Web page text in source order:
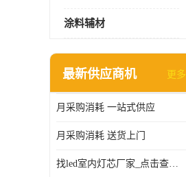
涂料辅材
最新供应商机 更多
月采购消耗 一站式供应
月采购消耗 送货上门
找led室内灯芯厂家_点击查看更多